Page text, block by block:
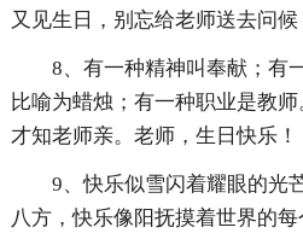
又见生日，别忘给老师送去问候
8、有一种精神叫奉献；有
比喻为蜡烛；有一种职业是教
才知老师亲。老师，生日快乐！
9、快乐似雪闪着耀眼的光
八方，快乐像阳抚摸着世界的